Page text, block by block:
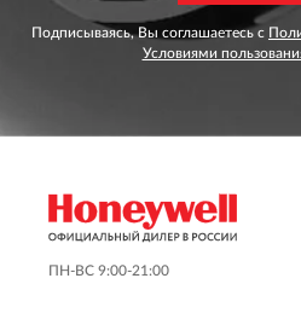
Подписываясь, Вы соглашаетесь с
Условиями
ПН-ВС 9:00-21:00